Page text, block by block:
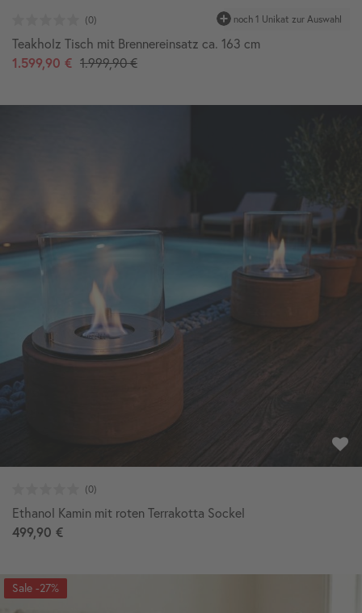
Teakholz Tisch mit Brennereinsatz ca. 163 cm
1.599,90 € 1.999,90 €
Ethanol Kamin mit roten Terrakotta Sockel
499,90 €
-27%